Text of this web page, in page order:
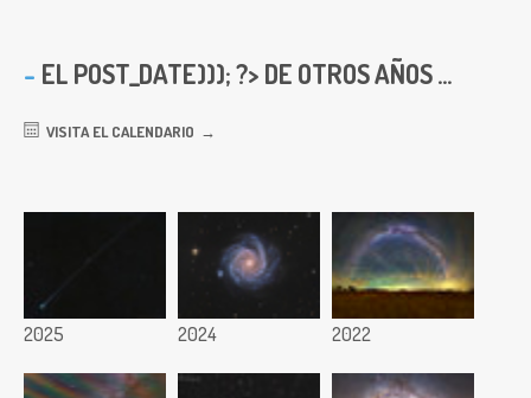
EL POST_DATE))); ?> DE OTROS AÑOS ...
VISITA EL CALENDARIO
2025 2024 2022